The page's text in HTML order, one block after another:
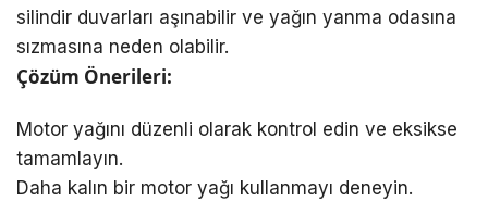
silindir duvarları aşınabilir ve yağın yanma odasına
sızmasına neden olabilir.
Çözüm Önerileri:
Motor yağını düzenli olarak kontrol edin ve eksikse
tamamlayın.
Daha kalın bir motor yağı kullanmayı deneyin.